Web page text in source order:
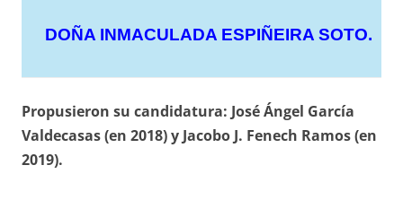
DOÑA INMACULADA ESPIÑEIRA SOTO.
Propusieron su candidatura: José Ángel García
Valdecasas (en 2018) y Jacobo J. Fenech Ramos (en
2019).